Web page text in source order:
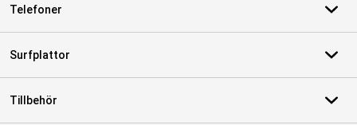
Telefoner
Surfplattor
Tillbehör